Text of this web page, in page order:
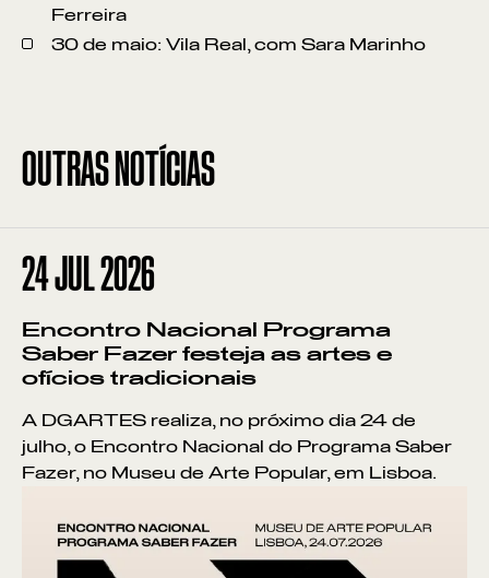
Ferreira
30 de maio: Vila Real, com Sara Marinho
OUTRAS NOTÍCIAS
24JUL 2026
Encontro Nacional Programa
Saber Fazer festeja as artes e
ofícios tradicionais
A DGARTES realiza, no próximo dia 24 de
julho, o Encontro Nacional do Programa Saber
Fazer, no Museu de Arte Popular, em Lisboa.